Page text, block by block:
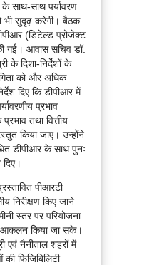
साथ-साथ पर्यावरण
भी सुदृढ़ करेगी। बैठक
(डिटेल्ड प्रोजेक्ट
की गई। आवास सचिव डॉ.
के दिशा-निर्देशों के
को और अधिक
दिए कि डीपीआर में
प्रभाव
तथा वित्तीय
किया जाए। उन्होंने
डीपीआर के साथ पुनः
पीआरटी
निरीक्षण किए जाने
स्तर पर परियोजना
आकलन किया जा सके।
एवं नैनीताल शहरों में
की फिजिबिलिटी